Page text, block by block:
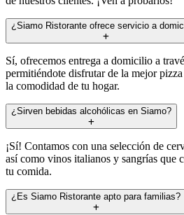
¿Siamo Ristorante ofrece servicio a
Sí, ofrecemos entrega a domicilio a
permitiéndote disfrutar de la mejor
la comodidad de tu hogar.
¿Sirven bebidas alcohólicas en Siamo?
¡Sí! Contamos con una selección de
así como vinos italianos y sangrías que
tu comida.
¿Es Siamo Ristorante apto para familias?